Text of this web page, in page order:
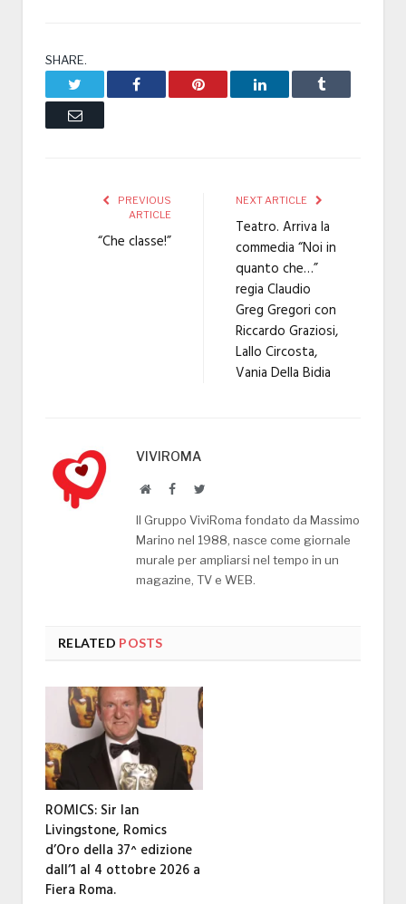
SHARE.
Facebook Pinterest LinkedIn Tumblr
Email
PREVIOUS
ARTICLE
“Che classe!”
NEXT ARTICLE
Teatro. Arriva la
commedia “Noi in
quanto che…”
regia Claudio
Greg Gregori con
Riccardo Graziosi,
Lallo Circosta,
Vania Della Bidia
VIVIROMA
WebsiteFacebookTwitter
Il Gruppo ViviRoma fondato da Massimo
Marino nel 1988, nasce come giornale
murale per ampliarsi nel tempo in un
magazine, TV e WEB.
RELATED POSTS
ROMICS: Sir Ian
Livingstone, Romics
d’Oro della 37^ edizione
dall’1 al 4 ottobre 2026 a
Fiera Roma.